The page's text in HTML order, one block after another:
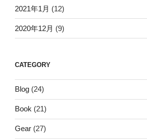
2021年1月 (12)
2020年12月 (9)
CATEGORY
Blog (24)
Book (21)
Gear (27)